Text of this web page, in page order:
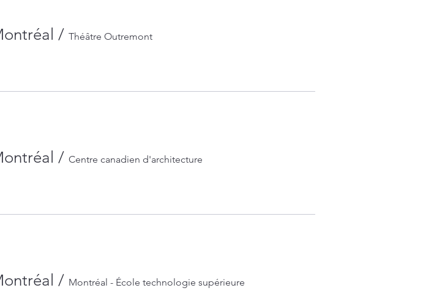
/ Théâtre Outremont
/ Centre canadien d'architecture
/ Montréal - École technologie supérieure